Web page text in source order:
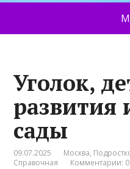
Уголок,
развития
сады
09.07.2025 Москва,
Справочная
Комментарии: 0